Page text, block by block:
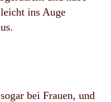
ins Auge
bei Frauen, und